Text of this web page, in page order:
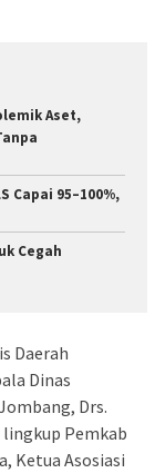
Aset,
Capai 95–100%,
Cegah
Daerah
Dinas
Drs.
lingkup Pemkab
Ketua Asosiasi